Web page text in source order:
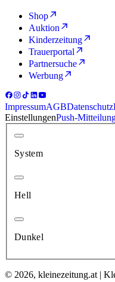
Shop
Auktion
Kinderzeitung
Trauerportal
Partnersuche
Werbung
ImpressumAGBDatenschutz
EinstellungenPush-
System
Hell
Dunkel
© 2026, kleinezeitung.at |